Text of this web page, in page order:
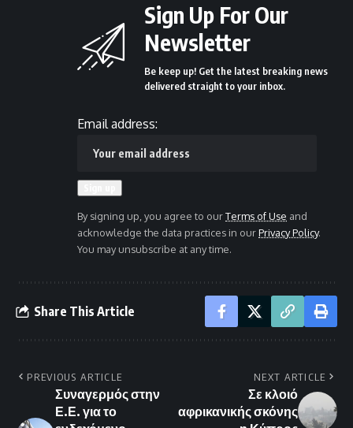
Sign Up For Our
Newsletter
Be keep up! Get the latest breaking news
delivered straight to your inbox.
Email address:
By signing up, you agree to ourTerms of Use and
acknowledge the data practices in ourPrivacy Policy.
You may unsubscribe at any time.
Share This Article
PREVIOUS ARTICLE
Συναγερμός στην
Ε.Ε. για το
NEXT ARTICLE
Σε κλοιό
αφρικανικής σκόνης